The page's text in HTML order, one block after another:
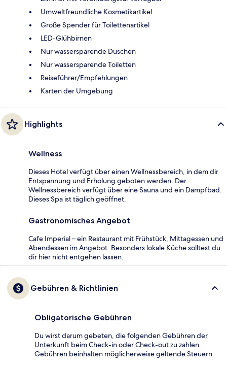
Umweltfreundliche Kosmetikartikel
Große Spender für Toilettenartikel
LED-Glühbirnen
Nur wassersparende Duschen
Nur wassersparende Toiletten
Reiseführer/Empfehlungen
Karten der Umgebung
Highlights
Wellness
Dieses Hotel verfügt über einen Wellnessbereich, in dem dir
Entspannung und Erholung geboten werden. Der
Wellnessbereich verfügt über eine Sauna und ein Dampfbad.
Dieses Spa ist täglich geöffnet.
Gastronomisches Angebot
Cafe Imperial – ein Restaurant mit Frühstück, Mittagessen und
Abendessen im Angebot. Besonders lokale Küche solltest du
dir hier nicht entgehen lassen.
Gebühren & Richtlinien
Obligatorische Gebühren
Du wirst darum gebeten, die folgenden Gebühren der
Unterkunft beim Check-in oder Check-out zu zahlen.
Gebühren beinhalten möglicherweise geltende Steuern: